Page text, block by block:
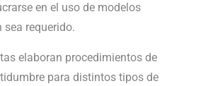
en el uso de modelos
requerido.
elaboran procedimientos de
para distintos tipos de